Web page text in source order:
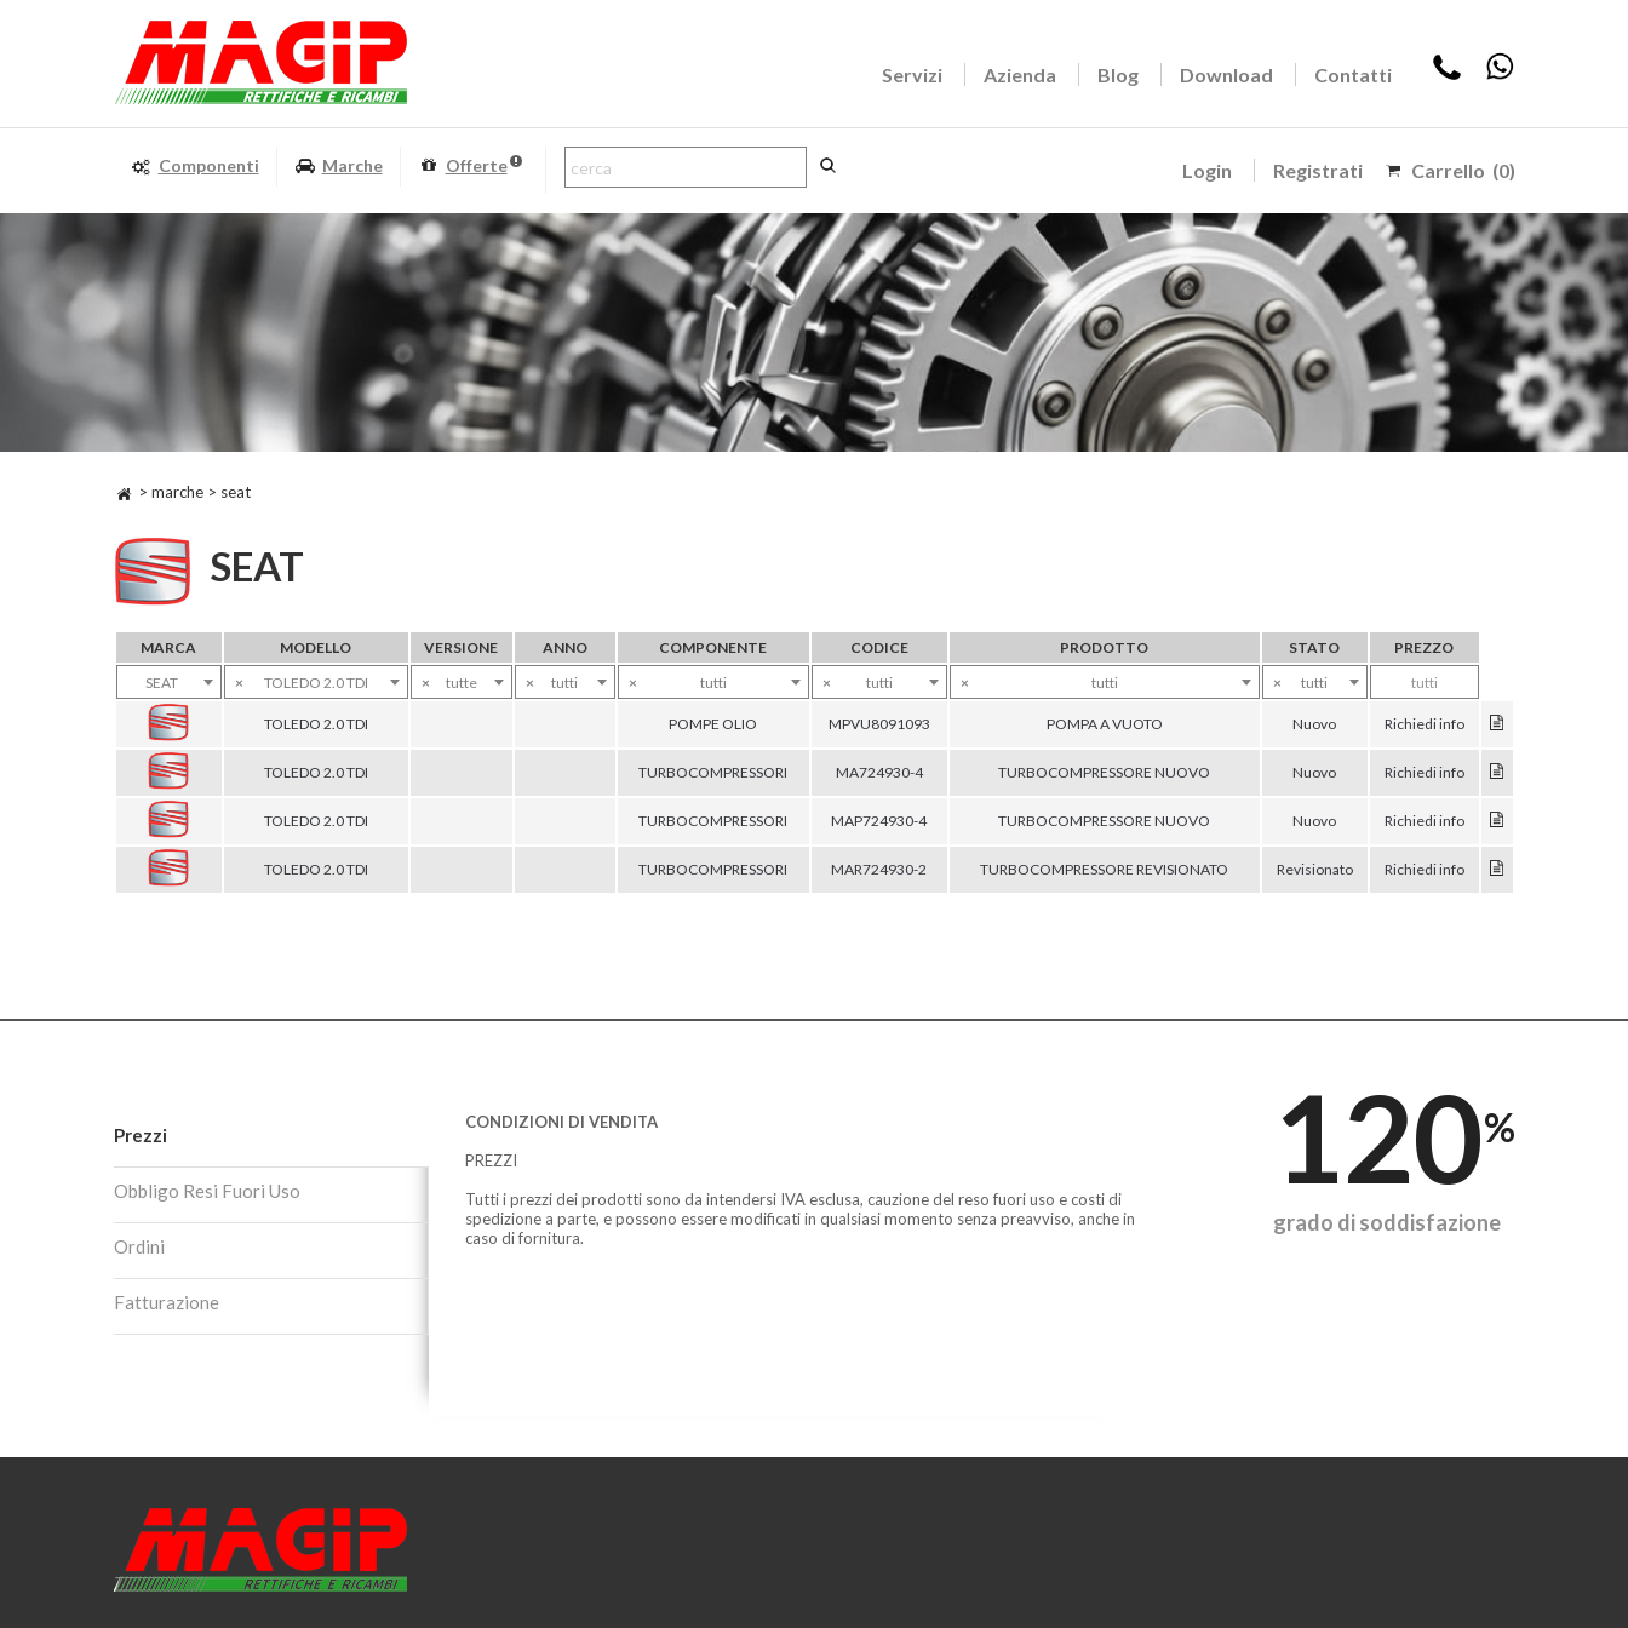
Servizi Azienda Blog Download Contatti
Login Registrati Carrello (0)
Componenti Marche Offerte
> marche > seat
SEAT
MARCA MODELLO VERSIONE ANNO COMPONENTE CODICE PRODOTTO STATO
PREZZO
SEAT
× TOLEDO 2.0 TDI × tutte × tutti × tutti × tutti × tutti × tutti tutti
TOLEDO 2.0 TDI POMPE OLIO MPVU8091093 POMPA A VUOTO Nuovo Richiedi info
TOLEDO 2.0 TDI TURBOCOMPRESSORI MA724930-4 TURBOCOMPRESSORE NUOVO Nuovo Richiedi info
TOLEDO 2.0 TDI TURBOCOMPRESSORI MAP724930-4 TURBOCOMPRESSORE NUOVO Nuovo Richiedi info
TOLEDO 2.0 TDI TURBOCOMPRESSORI MAR724930-2 TURBOCOMPRESSORE REVISIONATO Revisionato Richiedi info
Prezzi
Obbligo Resi Fuori Uso
Ordini
Fatturazione
CONDIZIONI DI VENDITA
PREZZI
Tutti i prezzi dei prodotti sono da intendersi IVA esclusa, cauzione del reso fuori uso e costi di
spedizione a parte, e possono essere modificati in qualsiasi momento senza preavviso, anche in
caso di fornitura.
120%
grado di soddisfazione